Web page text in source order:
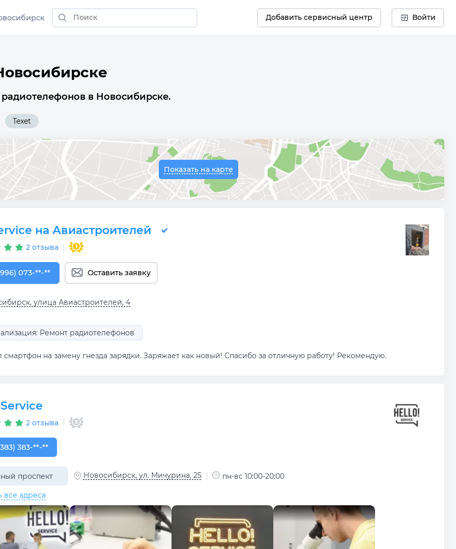
Добавить сервисный центр Войти
в Новосибирске.
Texet
Показать на карте
на Авиастроителей
2 отзыва
073-00-25
073-**-** Оставить заявку
улица Авиастроителей, 4
Ремонт радиотелефонов
смартфон на замену гнезда зарядки. Заряжает как новый! Спасибо за отличную работу! Рекомендую.
2 отзыва
383-26-43
383-**-**
проспект Новосибирск, ул. Мичурина, 25 пн-вс 10:00-20:00
все адреса